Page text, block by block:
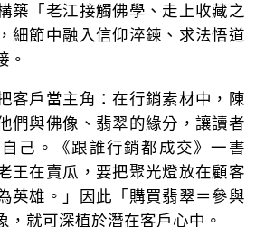
築「老江接觸佛學、走上收藏之
細節中融入信仰淬鍊、求法悟道
。
客戶當主角：在行銷素材中，陳
們與佛像、翡翠的緣分，讓讀者
己。《跟誰行銷都成交》一書
王在賣瓜，要把聚光燈放在顧客
英雄。」因此「購買翡翠＝參與
，就可深植於潛在客戶心中。